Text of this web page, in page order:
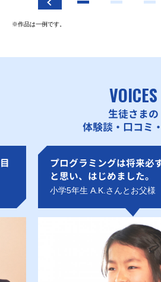
※作品は一例です。
VOICES
生徒さまの
体験談・口コミ
プログラミングは将来必
と思い、はじめました。
小学5年生 A.K.さんとお父様